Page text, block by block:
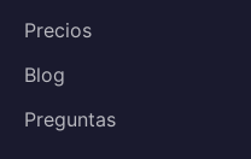
Precios
Blog
Preguntas